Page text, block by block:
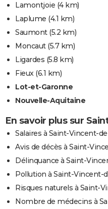
Lamontjoie (4 km)
Laplume (4.1 km)
Saumont(5.2 km)
Moncaut(5.7 km)
Ligardes (5.8 km)
Fieux(6.1 km)
Lot-et-Garonne
Nouvelle-Aquitaine
En savoir plus sur
Salaires à Saint-Vincent-
Avis de décès à Saint-
Délinquance à Saint-
Pollution à Saint-Vincent-
Risques naturels à Saint-
Nombre de médecins à